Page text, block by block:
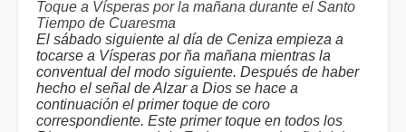
Toque a Vísperas por la mañana durante el Santo
Tiempo de Cuaresma
El sábado siguiente al día de Ceniza empieza a
tocarse a Vísperas por ña mañana mientras la
conventual del modo siguiente. Después de haber
hecho el señal de Alzar a Dios se hace a
continuación el primer toque de coro
correspondiente. Este primer toque en todos los